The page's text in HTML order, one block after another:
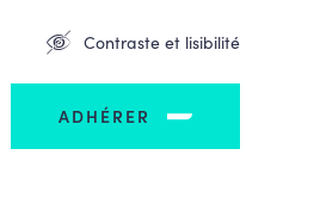
Contraste et lisibilité
ADHÉRER